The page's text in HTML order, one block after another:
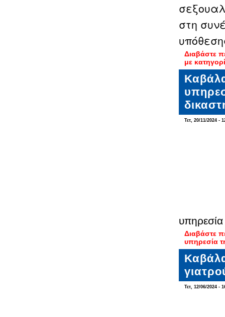
στη
Διαβάστε
με
Τετ, 20/11/2024 -
υπηρεσία
Διαβάστε
υπηρεσία
Τετ, 12/06/2024 -